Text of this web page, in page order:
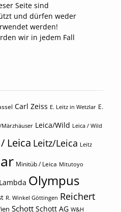
Seite sind
und dürfen weder
werden!
wir in jedem Fall
Carl Zeiss E. Leitz in Wetzlar E.
Märzhäuser Leica/Wild Leica / Wild
Leica Leitz/Leica Leitz
Minitüb / Leica Mitutoyo
Olympus
R. Winkel Göttingen Reichert
Schott Schott AG W&H